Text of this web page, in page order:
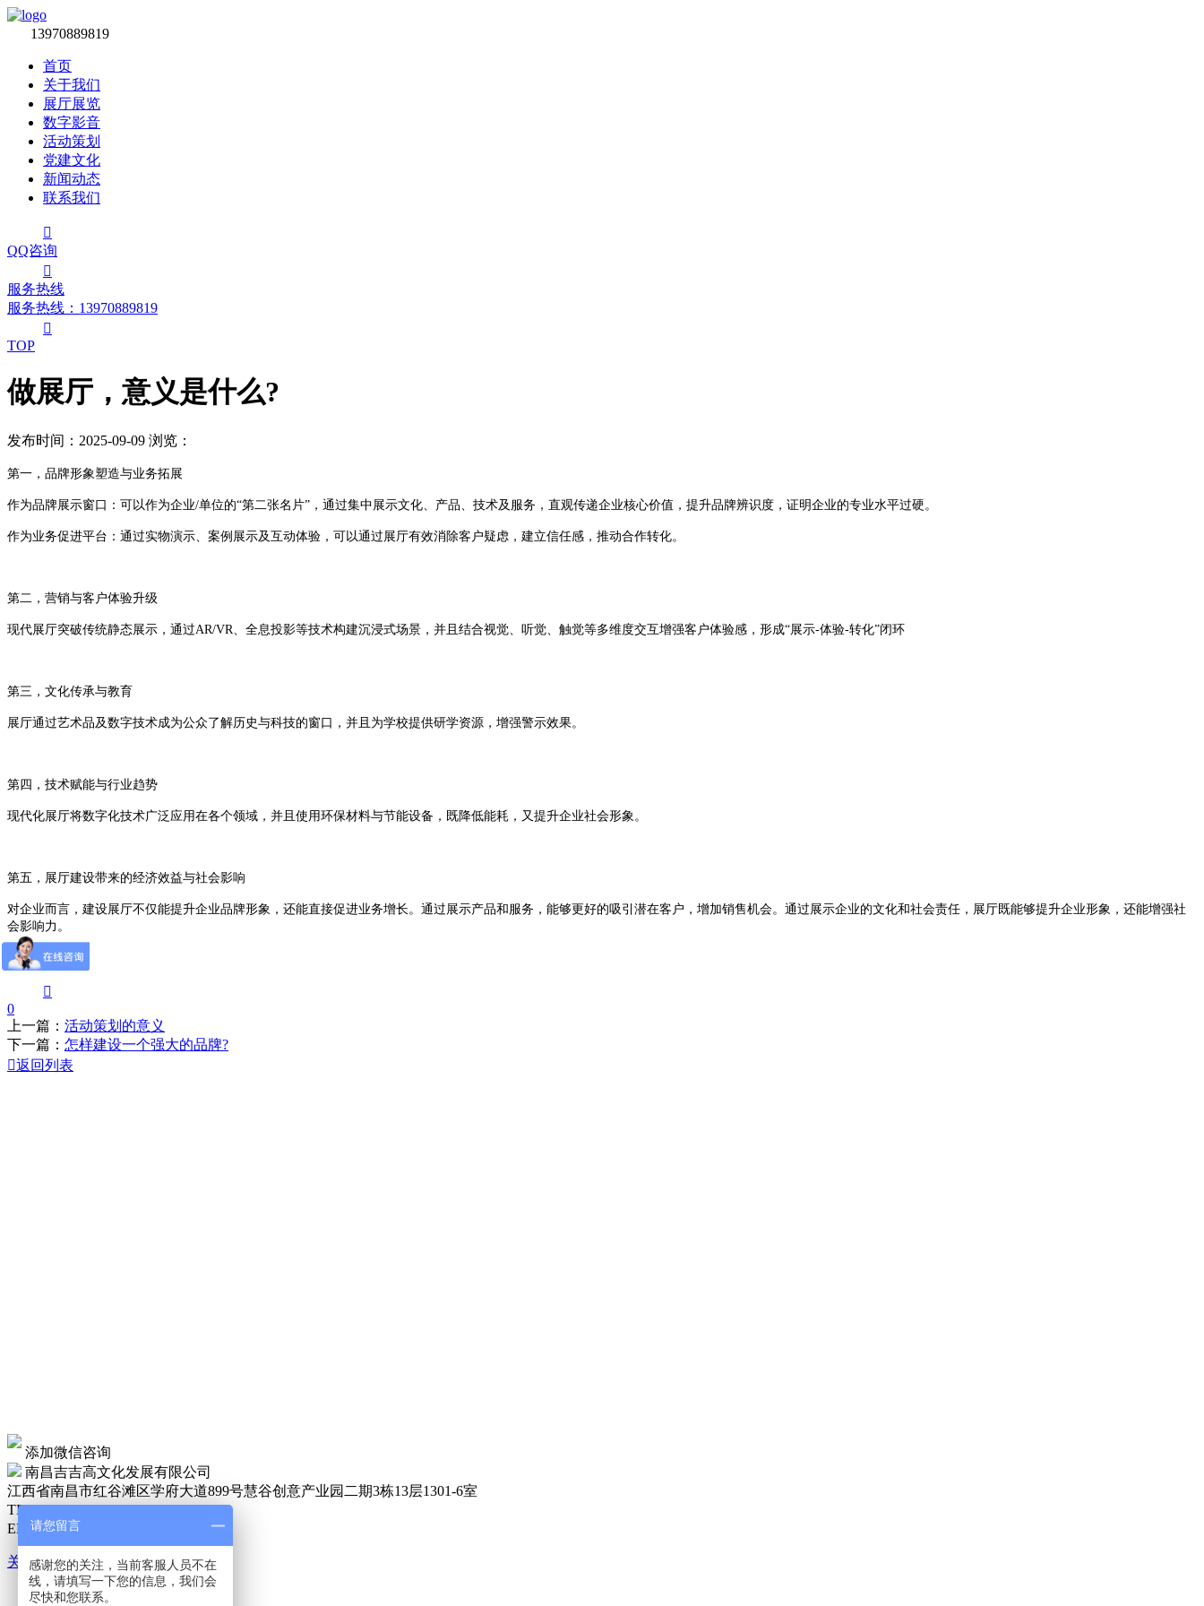
13970889819
首页
关于我们
展厅展览
数字影音
活动策划
党建文化
新闻动态
联系我们

QQ咨询

服务热线
服务热线：‭13970889819

TOP
做展厅，意义是什么?
发布时间：2025-09-09 浏览：
第一，品牌形象塑造与业务拓展
作为品牌展示窗口：可以作为企业/单位的“第二张名片”，通过集中展示文化、产品、技术及服务，直观传递企业核心价值，提升品牌辨识度，证明企业的专业水平过硬。
作为业务促进平台：通过实物演示、案例展示及互动体验，可以通过展厅有效消除客户疑虑，建立信任感，推动合作转化。
第二，营销与客户体验升级
现代展厅突破传统静态展示，通过AR/VR、全息投影等技术构建沉浸式场景，并且结合视觉、听觉、触觉等多维度交互增强客户体验感，形成“展示-体验-转化”闭环
第三，文化传承与教育
展厅通过艺术品及数字技术成为公众了解历史与科技的窗口，并且为学校提供研学资源，增强警示效果。
第四，技术赋能与行业趋势
现代化展厅将数字化技术广泛应用在各个领域，并且使用环保材料与节能设备，既降低能耗，又提升企业社会形象。
第五，展厅建设带来的经济效益与社会影响
对企业而言，建设展厅不仅能提升企业品牌形象，还能直接促进业务增长。通过展示产品和服务，能够更好的吸引潜在客户，增加销售机会。通过展示企业的文化和社会责任，展厅既能够提升企业形象，还能增强社
会影响力。

0
上一篇： 活动策划的意义
下一篇： 怎样建设一个强大的品牌?
返回列表
添加微信咨询
南昌吉吉高文化发展有限公司
江西省南昌市红谷滩区学府大道899号慧谷创意产业园二期3栋13层1301-6室
TEL：13970889819
EMS：jjgnc@foxmail.com
关于
吉吉高是谁
吉吉高优势
请您留言
感谢您的关注，当前客服人员不在
线，请填写一下您的信息，我们会
尽快和您联系。